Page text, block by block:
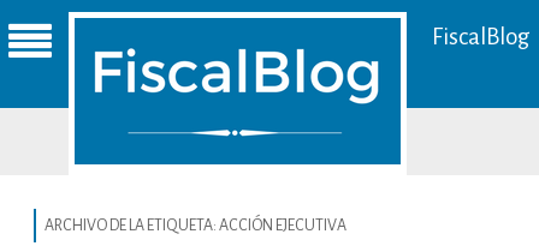
FiscalBlog
ARCHIVO DE LA ETIQUETA: ACCIÓN EJECUTIVA